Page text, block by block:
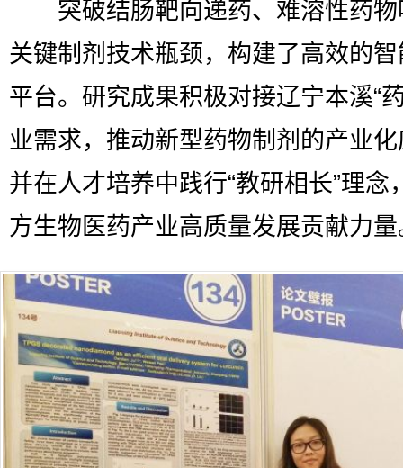
突破结肠靶向递药、难溶性药物
关键制剂技术瓶颈，构建了高效的
平台。研究成果积极对接辽宁本溪“
业需求，推动新型药物制剂的产业
并在人才培养中践行“教研相长”理念
方生物医药产业高质量发展贡献力量